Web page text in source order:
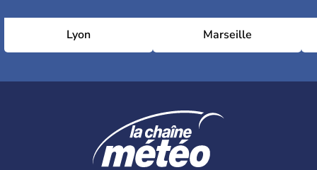
Lyon Marseille